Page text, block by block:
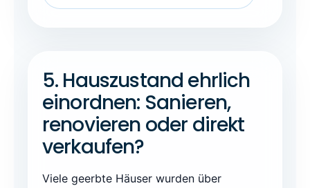
5. Hauszustand ehrlich
einordnen: Sanieren,
renovieren oder direkt
verkaufen?
Viele geerbte Häuser wurden über